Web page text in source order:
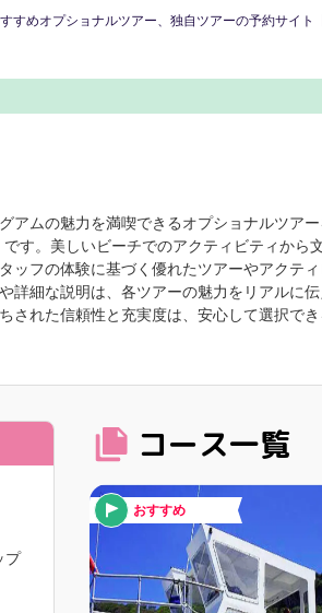
すめオプショナルツアー、独自ツアーの予約サイト
グアムの魅力を満喫できるオプショナルツア
です。美しいビーチでのアクティビティから
タッフの体験に基づく優れたツアーやアクテ
や詳細な説明は、各ツアーの魅力をリアルに
ちされた信頼性と充実度は、安心して選択で
プ
コース一覧
おすすめ